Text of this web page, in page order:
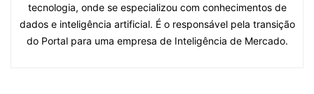
tecnologia, onde se especializou com conhecimentos de
dados e inteligência artificial. É o responsável pela transição
do Portal para uma empresa de Inteligência de Mercado.